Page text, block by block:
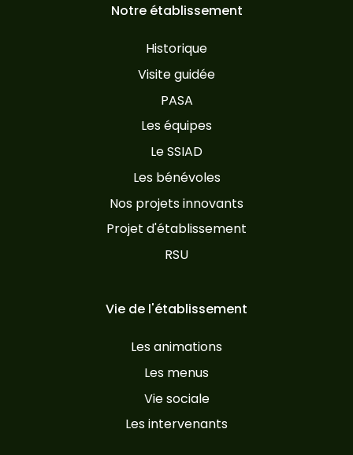
Notre établissement
Historique
Visite guidée
PASA
Les équipes
Le SSIAD
Les bénévoles
Nos projets innovants
Projet d'établissement
RSU
Vie de l'établissement
Les animations
Les menus
Vie sociale
Les intervenants